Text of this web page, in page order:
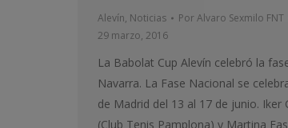
Alevín, Noticias PorAlvaro Sexmilo FNT
29 marzo, 2016
La Babolat Cup Alevín celebró la
Navarra. La Fase Nacional se
de Madrid del 13 al 17 de junio. Iker
(Club Tenis Pamplona) y Martina